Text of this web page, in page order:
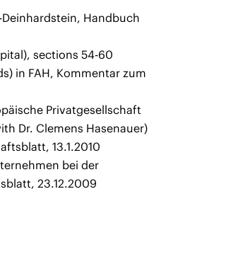
Handbuch
sections 54-60
in FAH, Kommentar zum
Privatgesellschaft
Dr. Clemens Hasenauer)
13.1.2010
bei der
23.12.2009